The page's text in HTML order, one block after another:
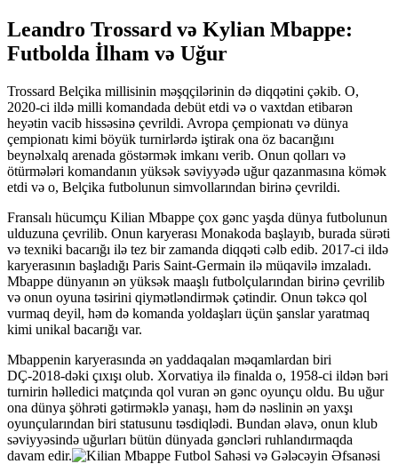
Leandro Trossard və Kylian Mbappe:
Futbolda İlham və Uğur
Trossard Belçika millisinin məşqçilərinin də diqqətini çəkib. O,
2020-ci ildə milli komandada debüt etdi və o vaxtdan etibarən
heyətin vacib hissəsinə çevrildi. Avropa çempionatı və dünya
çempionatı kimi böyük turnirlərdə iştirak ona öz bacarığını
beynəlxalq arenada göstərmək imkanı verib. Onun qolları və
ötürmələri komandanın yüksək səviyyədə uğur qazanmasına kömək
etdi və o, Belçika futbolunun simvollarından birinə çevrildi.
Fransalı hücumçu Kilian Mbappe çox gənc yaşda dünya futbolunun
ulduzuna çevrilib. Onun karyerası Monakoda başlayıb, burada sürəti
və texniki bacarığı ilə tez bir zamanda diqqəti cəlb edib. 2017-ci ildə
karyerasının başladığı Paris Saint-Germain ilə müqavilə imzaladı.
Mbappe dünyanın ən yüksək maaşlı futbolçularından birinə çevrilib
və onun oyuna təsirini qiymətləndirmək çətindir. Onun təkcə qol
vurmaq deyil, həm də komanda yoldaşları üçün şanslar yaratmaq
kimi unikal bacarığı var.
Mbappenin karyerasında ən yaddaqalan məqamlardan biri
DÇ-2018-dəki çıxışı olub. Xorvatiya ilə finalda o, 1958-ci ildən bəri
turnirin həlledici matçında qol vuran ən gənc oyunçu oldu. Bu uğur
ona dünya şöhrəti gətirməklə yanaşı, həm də nəslinin ən yaxşı
oyunçularından biri statusunu təsdiqlədi. Bundan əlavə, onun klub
səviyyəsində uğurları bütün dünyada gəncləri ruhlandırmaqda
davam edir.